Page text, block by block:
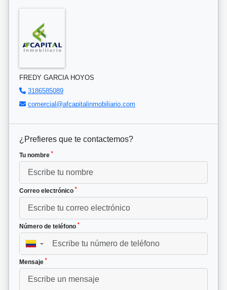
FREDY GARCIA HOYOS
3186585089
comercial@afcapitalinmobiliario.com
¿Prefieres que te contactemos?
Tu nombre *
Correo electrónico *
Número de teléfono *
▼
Mensaje *